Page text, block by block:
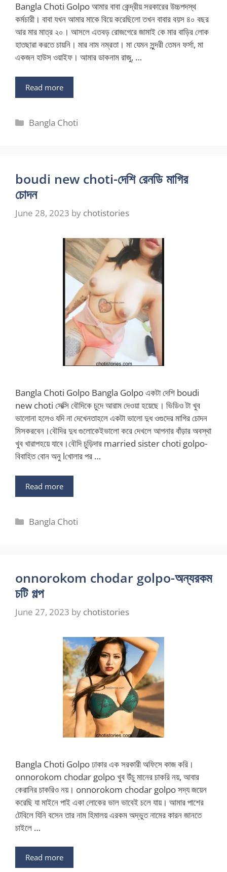
Bangla Choti Golpo আমার বাবা কেন্দ্রীয় সরকারের উচ্চপদস্থ
কর্মচারী। বাবা যখন আমার মাকে বিয়ে করেছিলো তখন বাবার বয়স ৪০ বছর
আর মার মাত্র ২০। আসলে এতবড় রোজগেরে জামাই কে মার বাড়ির লোক
হাতছারা করতে চায়নি। মার নাম নম্রতা। মা যেমন সুন্দরী তেমন ফর্সা, মা
একজন হাউস ওয়াইফ। আমার ডাকনাম রাজু, …
Read more
Categories
Bangla Choti
boudi new choti-দেশি রেনডি মাগির
চোদন
June 28, 2023 by chotistories
Bangla Choti Golpo Bangla Golpo একটা দেশি boudi
new choti সেক্সি বৌদিকে চুদে আরাম দেওয়া হয়েছে। ভিডিও টা খুব
ভালোনা হলেও যদি না দেখেনতাহলে একটা ভালো দুধ ওগুদের মাগির চোদন
মিসকরবেন।বৌদির দুধ গুলোকেইভালো করে দেখলে আপনার বাঁড়ার অবস্থা
খুব খারাপহয়ে যাবে।বৌদি চুড়িদার married sister choti golpo-
বিবাহিত বোন অনু lখোলার পর …
Read more
Categories
Bangla Choti
onnorokom chodar golpo-অন্যরকম
চটি গল্প
June 27, 2023 by chotistories
Bangla Choti Golpo ঢাকার এক সরকারী অফিসে কাজ করি।
onnorokom chodar golpo খুব উঁচু মানের চাকরি নয়, আবার
কেরানির চাকরিও নয়। onnorokom chodar golpo সদ্য জয়েন
করেছি যা মাইনে পাই একা লোকের ভাল ভাবেই চলে যায়। আমার পাশের
টেবিলে যিনি বসেন তার নাম হিমালয় এরকম অদ্ভুত নামের কারন জানতে
চাইলে …
Read more